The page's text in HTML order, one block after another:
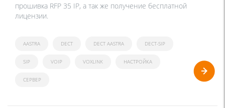
прошивка RFP 35 IP, а так же получение бесплатной
лицензии.
AASTRA DECT DECT AASTRA DECT-SIP
SIP VOIP VOXLINK НАСТРОЙКА
СЕРВЕР